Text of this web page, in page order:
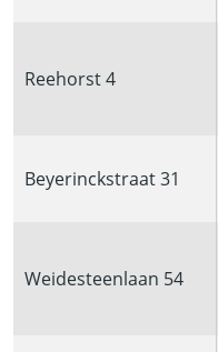
Reehorst 4
Beyerinckstraat 31
Weidesteenlaan 54